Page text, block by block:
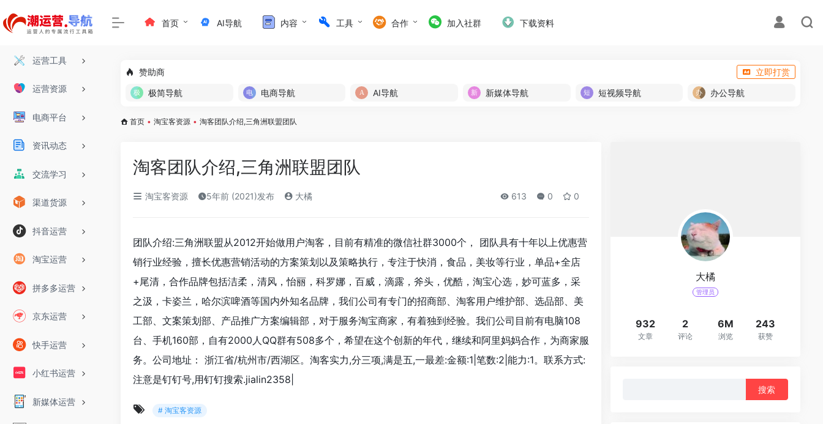
运营工具
运营资源
电商平台
资讯动态
交流学习
渠道货源
抖音运营
淘宝运营
拼多多运营
京东运营
快手运营
小红书运营
新媒体运营
首页 AI导航 内容 工具 合作 加入社群 下载资料
赞助商
立即打赏
极简导航
电商导航 AI导航 新媒体导航 短视频导航 办公导航
首页 • 淘宝客资源 • 淘客团队介绍,三角洲联盟团队
淘客团队介绍,三角洲联盟团队
淘宝客资源 5年前 (2021)发布 大橘 613 0 0
团队介绍:三角洲联盟从2012开始做用户淘客，目前有精准的微信社群3000个， 团队具有十年以上优惠营
销行业经验，擅长优惠营销活动的方案策划以及策略执行，专注于快消，食品，美妆等行业，单品+全店
+尾清，合作品牌包括洁柔，清风，怡丽，科罗娜，百威，滴露，斧头，优酷，淘宝心选，妙可蓝多，采
之汲，卡姿兰，哈尔滨啤酒等国内外知名品牌，我们公司有专门的招商部、淘客用户维护部、选品部、美
工部、文案策划部、产品推广方案编辑部，对于服务淘宝商家，有着独到经验。我们公司目前有电脑108
台、手机160部，自有2000人QQ群有508多个，希望在这个创新的年代，继续和阿里妈妈合作，为商家服
务。公司地址： 浙江省/杭州市/西湖区。淘客实力,分三项,满是五,一最差:金额:1|笔数:2|能力:1。联系方式:
注意是钉钉号,用钉钉搜索.jialin2358|
# 淘宝客资源
大橘
管理员
932
文章
2
评论
6M
浏览
243
获赞